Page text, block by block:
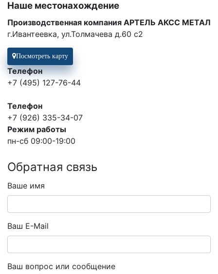
Наше местонахождение
Производственная компания АРТЕЛЬ АКСС МЕТАЛ
г.Ивантеевка, ул.Толмачева д.60 с2
Посмотреть карту
Телефон
+7 (495) 127-76-44
Телефон
+7 (926) 335-34-07
Режим работы
пн-сб 09:00-19:00
Обратная связь
Ваше имя
Ваш E-Mail
Ваш вопрос или сообщение